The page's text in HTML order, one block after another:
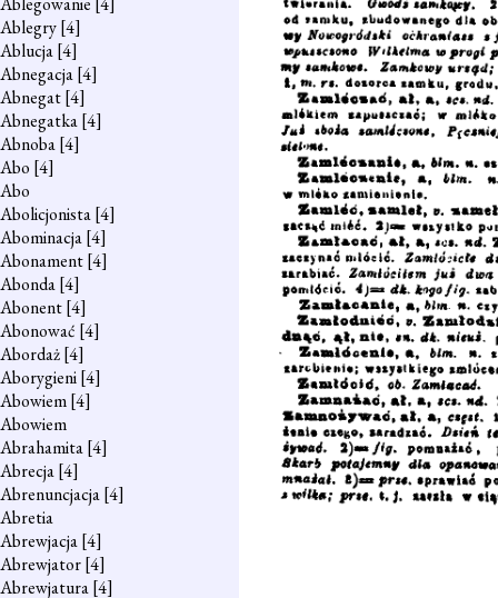
Ablegry[4]
Ablucja[4]
Abnegacja[4]
Abnegat[4]
Abnegatka[4]
Abnoba[4]
Abo [4]
Abo
Abolicjonista[4]
Abominacja[4]
Abonament[4]
Abonda[4]
Abonent[4]
Abonować [4]
Abordaż[4]
Aborygieni[4]
Abowiem[4]
Abowiem
Abrahamita[4]
Abrecja[4]
Abrenuncjacja[4]
Abretia
Abrewjacja[4]
Abrewjator[4]
Abrewjatura[4]